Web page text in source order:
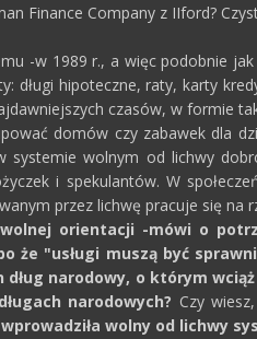
Finance Company z IIford?
-w 1989 r., a więc podobnie
długi hipoteczne, raty, karty
czasów, w formie
domów czy zabawek dla
systemie wolnym od lichwy
i spekulantów. W
przez lichwę pracuje się na
orientacji -mówi o
że "usługi muszą być
narodowy, o którym
narodowych? Czy
wolny od lichwy